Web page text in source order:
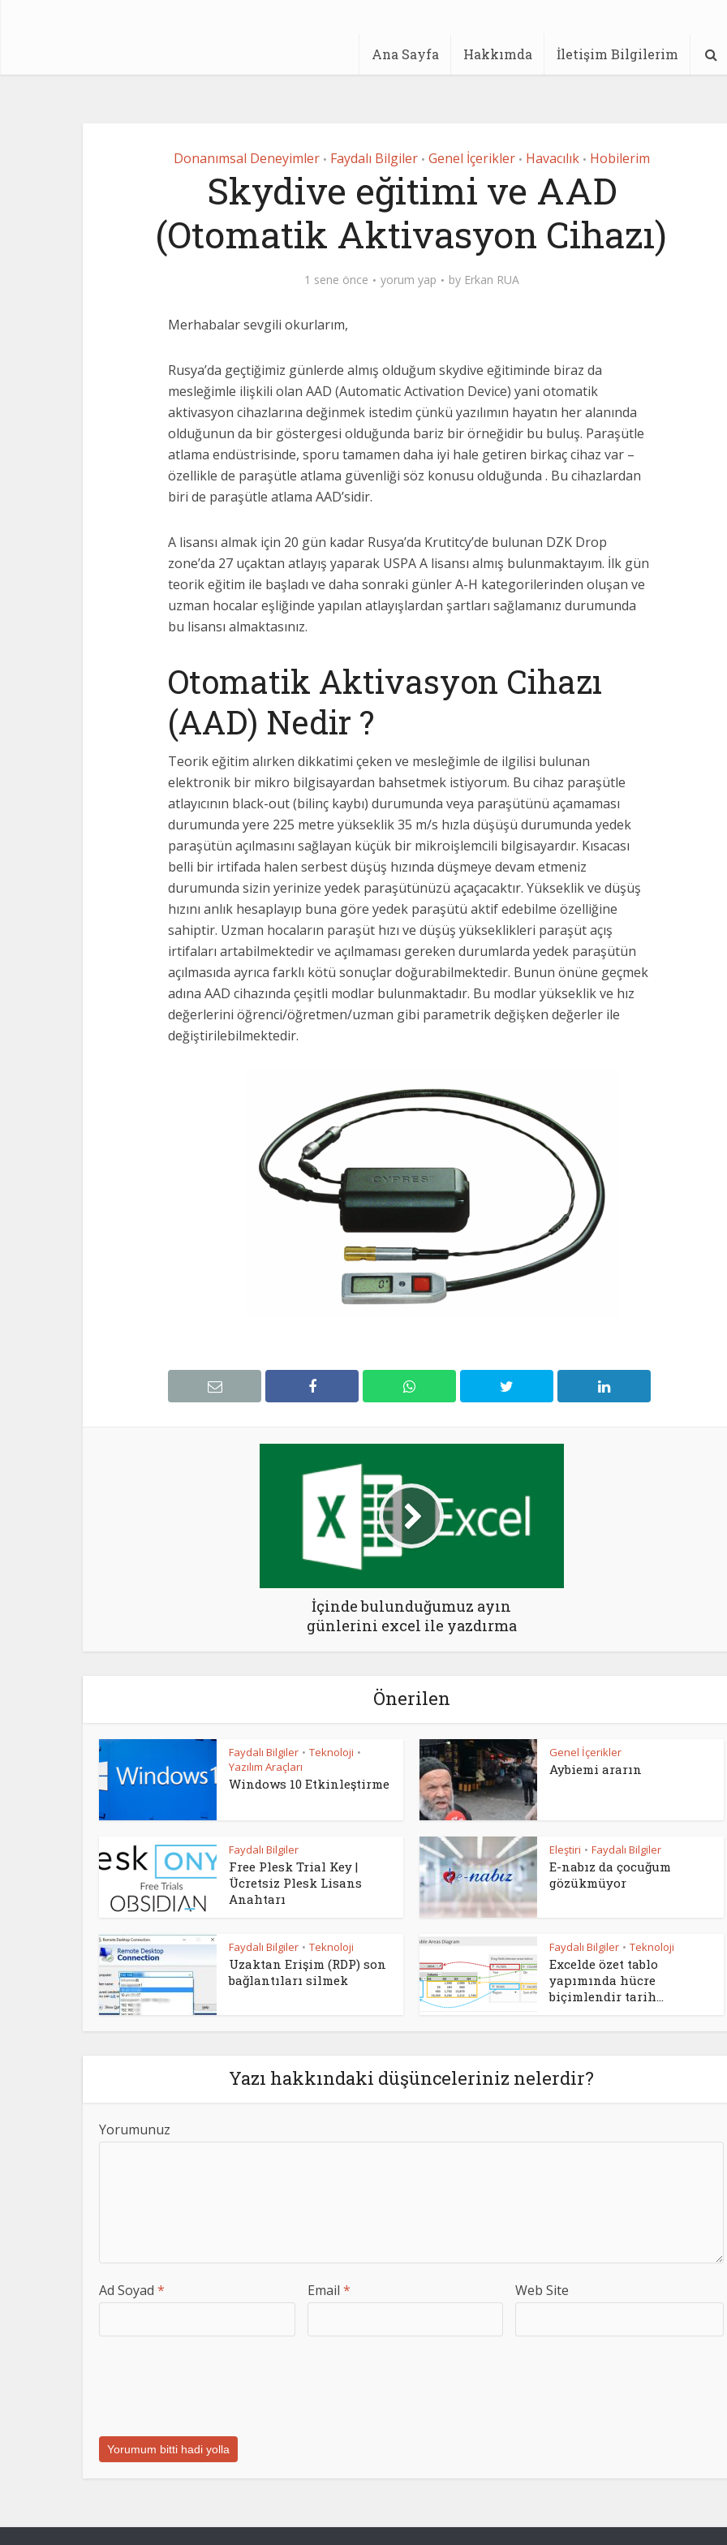
Ana Sayfa Hakkımda İletişim Bilgilerim
Donanımsal Deneyimler • Faydalı Bilgiler • Genel İçerikler • Havacılık • Hobilerim
Skydive eğitimi ve AAD
(Otomatik Aktivasyon Cihazı)
1 sene önce yorum yap by Erkan RUA
Merhabalar sevgili okurlarım,
Rusya’da geçtiğimiz günlerde almış olduğum skydive eğitiminde biraz da
mesleğimle ilişkili olan AAD (Automatic Activation Device) yani otomatik
aktivasyon cihazlarına değinmek istedim çünkü yazılımın hayatın her alanında
olduğunun da bir göstergesi olduğunda bariz bir örneğidir bu buluş. Paraşütle
atlama endüstrisinde, sporu tamamen daha iyi hale getiren birkaç cihaz var –
özellikle de paraşütle atlama güvenliği söz konusu olduğunda . Bu cihazlardan
biri de paraşütle atlama AAD’sidir.
A lisansı almak için 20 gün kadar Rusya’da Krutitcy’de bulunan DZK Drop
zone’da 27 uçaktan atlayış yaparak USPA A lisansı almış bulunmaktayım. İlk gün
teorik eğitim ile başladı ve daha sonraki günler A-H kategorilerinden oluşan ve
uzman hocalar eşliğinde yapılan atlayışlardan şartları sağlamanız durumunda
bu lisansı almaktasınız.
Otomatik Aktivasyon Cihazı
(AAD) Nedir ?
Teorik eğitim alırken dikkatimi çeken ve mesleğimle de ilgilisi bulunan
elektronik bir mikro bilgisayardan bahsetmek istiyorum. Bu cihaz paraşütle
atlayıcının black-out (bilinç kaybı) durumunda veya paraşütünü açamaması
durumunda yere 225 metre yükseklik 35 m/s hızla düşüşü durumunda yedek
paraşütün açılmasını sağlayan küçük bir mikroişlemcili bilgisayardır. Kısacası
belli bir irtifada halen serbest düşüş hızında düşmeye devam etmeniz
durumunda sizin yerinize yedek paraşütünüzü açaçacaktır. Yükseklik ve düşüş
hızını anlık hesaplayıp buna göre yedek paraşütü aktif edebilme özelliğine
sahiptir. Uzman hocaların paraşüt hızı ve düşüş yükseklikleri paraşüt açış
irtifaları artabilmektedir ve açılmaması gereken durumlarda yedek paraşütün
açılmasıda ayrıca farklı kötü sonuçlar doğurabilmektedir. Bunun önüne geçmek
adına AAD cihazında çeşitli modlar bulunmaktadır. Bu modlar yükseklik ve hız
değerlerini öğrenci/öğretmen/uzman gibi parametrik değişken değerler ile
değiştirilebilmektedir.
İçinde bulunduğumuz ayın
günlerini excel ile yazdırma
Önerilen
Faydalı Bilgiler • Teknoloji •
Yazılım Araçları
Windows 10 Etkinleştirme
Genel İçerikler
Aybiemi ararın
Faydalı Bilgiler
Free Plesk Trial Key |
Ücretsiz Plesk Lisans
Anahtarı
Eleştiri • Faydalı Bilgiler
E-nabız da çocuğum
gözükmüyor
Faydalı Bilgiler • Teknoloji
Uzaktan Erişim (RDP) son
bağlantıları silmek
Faydalı Bilgiler • Teknoloji
Excelde özet tablo
yapımında hücre
biçimlendir tarih...
Yazı hakkındaki düşünceleriniz nelerdir?
Yorumunuz
Ad Soyad * Email * Web Site